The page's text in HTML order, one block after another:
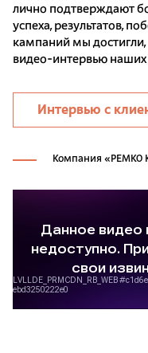
лично подтверждают
успеха, результатов,
кампаний мы
видео-интервью наших
Интервью с
Компания «РЕМКО